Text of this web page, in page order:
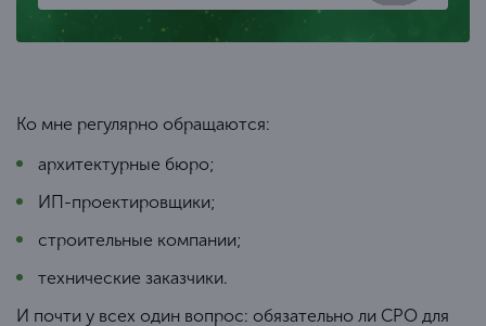
Ко мне регулярно обращаются:
архитектурные бюро;
ИП-проектировщики;
строительные компании;
технические заказчики.
И почти у всех один вопрос: обязательно ли СРО для